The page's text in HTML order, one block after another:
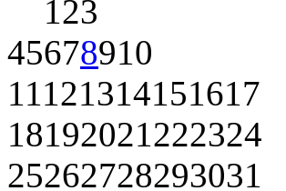
123
45678910
11121314151617
18192021222324
25262728293031